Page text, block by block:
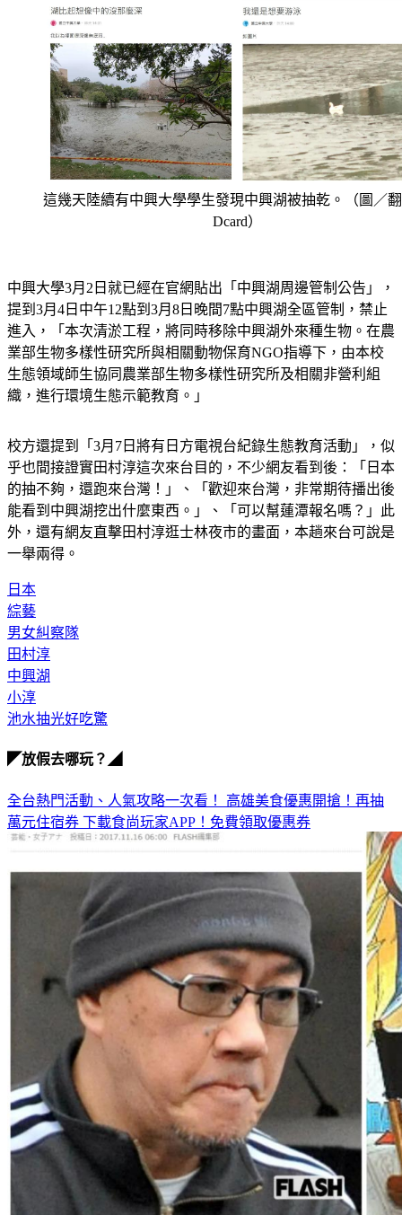
這幾天陸續有中興大學學生發現中興湖被抽乾。（圖／
Dcard）
中興大學3月2日就已經在官網貼出「中興湖周邊管制公告」，
提到3月4日中午12點到3月8日晚間7點中興湖全區管制，禁止
進入，「本次清淤工程，將同時移除中興湖外來種生物。在農
業部生物多樣性研究所與相關動物保育NGO指導下，由本校
生態領域師生協同農業部生物多樣性研究所及相關非營利組
織，進行環境生態示範教育。」
校方還提到「3月7日將有日方電視台紀錄生態教育活動」，似
乎也間接證實田村淳這次來台目的，不少網友看到後：「日本
的抽不夠，還跑來台灣！」、「歡迎來台灣，非常期待播出後
能看到中興湖挖出什麼東西。」、「可以幫蓮潭報名嗎？」此
外，還有網友直擊田村淳逛士林夜市的畫面，本趟來台可說是
一舉兩得。
日本
綜藝
男女糾察隊
田村淳
中興湖
小淳
池水抽光好吃驚
◤放假去哪玩？◢
全台熱門活動、人氣攻略一次看！ 高雄美食優惠開搶！再抽
萬元住宿券 下載食尚玩家APP！免費領取優惠券